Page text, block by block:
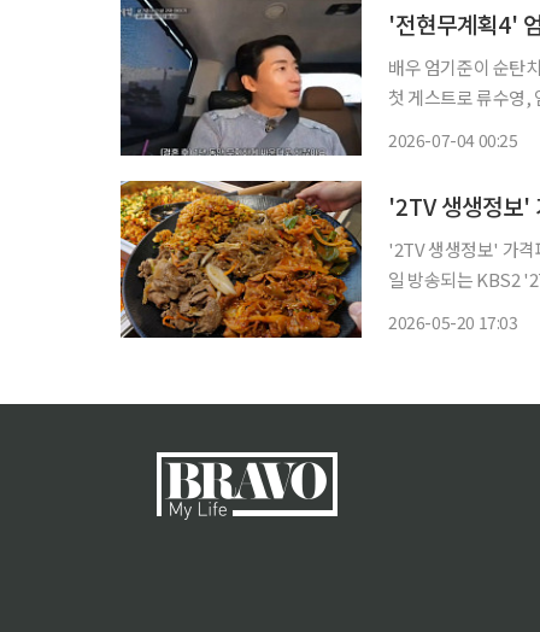
배우 엄기준이 순탄치 않았던 신혼
첫 게스트로 류수영,
2026-07-04 00:25
'2TV 생생정보
'2TV 생생정보' 가
일 방송되는
2026-05-20 17:03